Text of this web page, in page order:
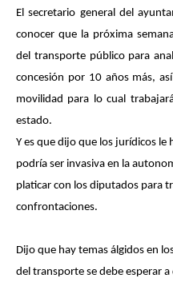
El secretario general del
conocer que la próxima
del transporte público para
concesión por 10 años más,
movilidad para lo cual
estado.
Y es que dijo que los jurídicos le
podría ser invasiva en la
platicar con los diputados para
confrontaciones.
Dijo que hay temas álgidos en
del transporte se debe esperar